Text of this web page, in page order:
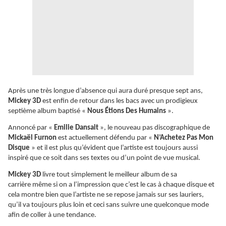
Après une très longue d’absence qui aura duré presque sept ans,
Mickey 3D est enfin de retour dans les bacs avec un prodigieux
septième album baptisé « Nous Étions Des Humains ».
Annoncé par « Emilie Dansait », le nouveau pas discographique de
Mickaël Furnon est actuellement défendu par « N’Achetez Pas Mon
Disque » et il est plus qu’évident que l’artiste est toujours aussi
inspiré que ce soit dans ses textes ou d’un point de vue musical.
Mickey 3D livre tout simplement le meilleur album de sa
carrière même si on a l’impression que c’est le cas à chaque disque et
cela montre bien que l’artiste ne se repose jamais sur ses lauriers,
qu’il va toujours plus loin et ceci sans suivre une quelconque mode
afin de coller à une tendance.